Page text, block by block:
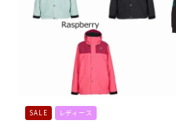
SALE レディース